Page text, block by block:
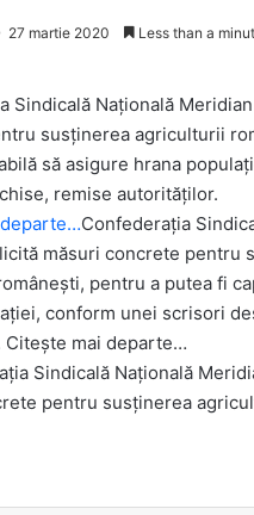
27 martie 2020 Less than a
Sindicală Naţională
susţinerea agriculturii
să asigure hrana
remise autorităţilor.
Confederaţia
măsuri concrete pentru
pentru a putea fi
conform unei scrisori
Citește mai departe…